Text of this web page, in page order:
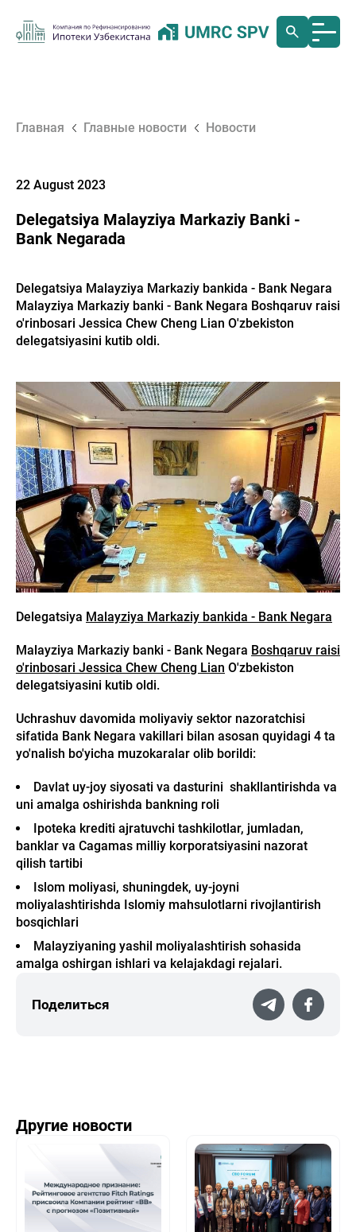
Главная Главные новости Новости
22 August 2023
Delegatsiya Malayziya Markaziy Banki -
Bank Negarada
Delegatsiya Malayziya Markaziy bankida - Bank Negara
Malayziya Markaziy banki - Bank Negara Boshqaruv raisi
o'rinbosari Jessica Chew Cheng Lian O'zbekiston
delegatsiyasini kutib oldi.
Delegatsiya Malayziya Markaziy bankida - Bank Negara
Malayziya Markaziy banki - Bank Negara Boshqaruv raisi
o'rinbosari Jessica Chew Cheng Lian O'zbekiston
delegatsiyasini kutib oldi.
Uchrashuv davomida moliyaviy sektor nazoratchisi
sifatida Bank Negara vakillari bilan asosan quyidagi 4 ta
yo'nalish bo'yicha muzokaralar olib borildi:
Davlat uy-joy siyosati va dasturini shakllantirishda va
uni amalga oshirishda bankning roli
Ipoteka krediti ajratuvchi tashkilotlar, jumladan,
banklar va Cagamas milliy korporatsiyasini nazorat
qilish tartibi
Islom moliyasi, shuningdek, uy-joyni
moliyalashtirishda Islomiy mahsulotlarni rivojlantirish
bosqichlari
Malayziyaning yashil moliyalashtirish sohasida
amalga oshirgan ishlari va kelajakdagi rejalari.
Поделиться
Другие новости